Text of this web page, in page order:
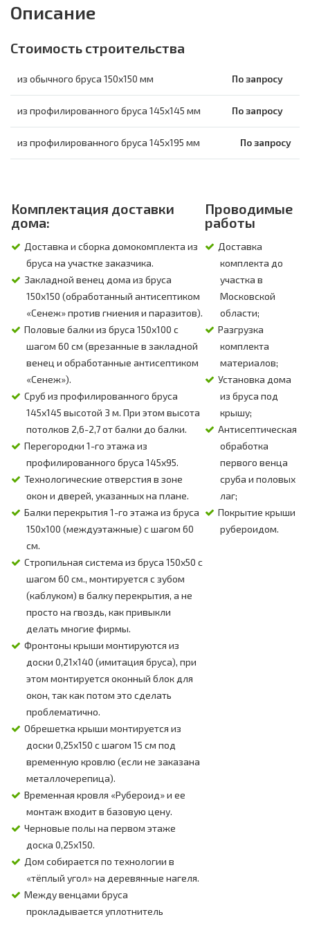
Описание
Стоимость строительства
из обычного бруса 150х150 мм По запросу
из профилированного бруса 145х145 мм По запросу
из профилированного бруса 145х195 мм По запросу
Комплектация доставки
дома:
Доставка и сборка домокомплекта из
бруса на участке заказчика.
Закладной венец дома из бруса
150х150 (обработанный антисептиком
«Сенеж» против гниения и паразитов).
Половые балки из бруса 150х100 с
шагом 60 см (врезанные в закладной
венец и обработанные антисептиком
«Сенеж»).
Сруб из профилированного бруса
145х145 высотой 3 м. При этом высота
потолков 2,6-2,7 от балки до балки.
Перегородки 1-го этажа из
профилированного бруса 145х95.
Технологические отверстия в зоне
окон и дверей, указанных на плане.
Балки перекрытия 1-го этажа из бруса
150х100 (междуэтажные) с шагом 60
см.
Стропильная система из бруса 150х50 с
шагом 60 см., монтируется с зубом
(каблуком) в балку перекрытия, а не
просто на гвоздь, как привыкли
делать многие фирмы.
Фронтоны крыши монтируются из
доски 0,21х140 (имитация бруса), при
этом монтируется оконный блок для
окон, так как потом это сделать
проблематично.
Обрешетка крыши монтируется из
доски 0,25х150 с шагом 15 см под
временную кровлю (если не заказана
металлочерепица).
Временная кровля «Рубероид» и ее
монтаж входит в базовую цену.
Черновые полы на первом этаже
доска 0,25х150.
Дом собирается по технологии в
«тёплый угол» на деревянные нагеля.
Между венцами бруса
прокладывается уплотнитель
Проводимые
работы
Доставка
комплекта до
участка в
Московской
области;
Разгрузка
комплекта
материалов;
Установка дома
из бруса под
крышу;
Антисептическая
обработка
первого венца
сруба и половых
лаг;
Покрытие крыши
рубероидом.